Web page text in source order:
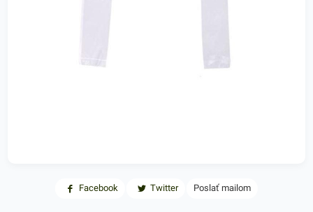
Facebook Twitter Poslať mailom